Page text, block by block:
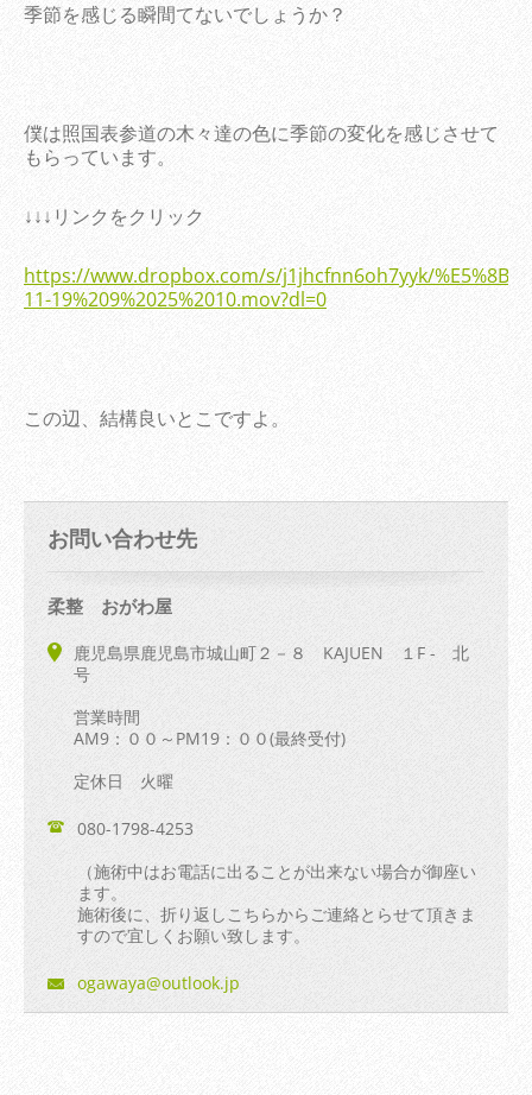
季節を感じる瞬間てないでしょうか？
僕は照国表参道の木々達の色に季節の変化を感じさせて
もらっています。
↓↓↓リンクをクリック
https://www.dropbox.com/s/j1jhcfnn6oh7yyk/
11-19%209%2025%2010.mov?dl=0
この辺、結構良いとこですよ。
お問い合わせ先
柔整 おがわ屋
鹿児島県鹿児島市城山町２－８ KAJUEN １F - 北
号
営業時間
AM9：００～PM19：００(最終受付)
定休日 火曜
080-1798-4253
（施術中はお電話に出ることが出来ない場合が御座い
ます。
施術後に、折り返しこちらからご連絡とらせて頂きま
すので宜しくお願い致します。
ogawaya@outlook.jp